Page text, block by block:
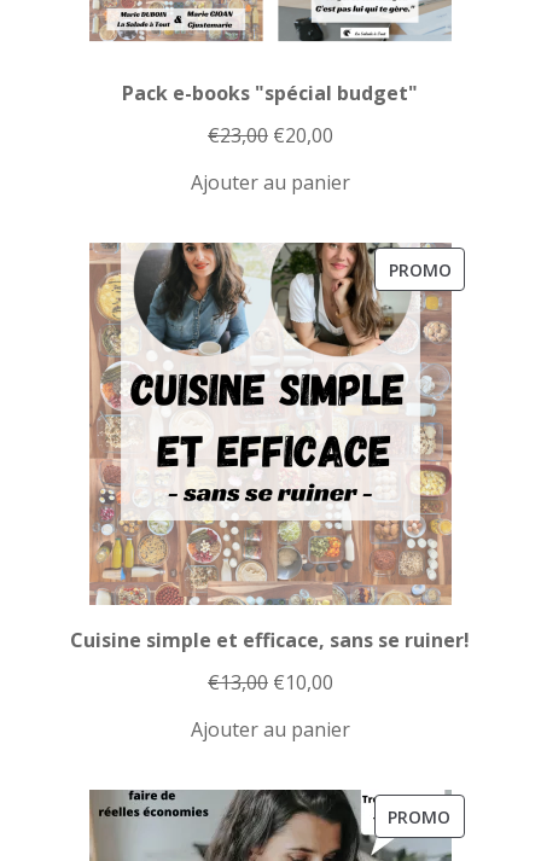
Pack e-books "spécial budget"
€23,00 Le
initial
€23,00.
€20,00Le
€20,00.
Ajouter au panier
PROMOPRODUIT
Cuisine simple et efficace, sans se ruiner!
€13,00 Le
initial
€13,00.
€10,00Le
€10,00.
Ajouter au panier
PROMO
EN